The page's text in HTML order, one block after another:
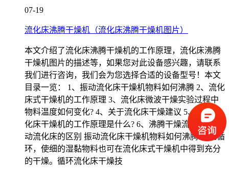
07-19
流化床沸腾干燥机（流化床沸腾干燥机图片）
本文介绍了流化床沸腾干燥机的工作原理，流化床沸腾
干燥机图片的描述等，如果您对此设备感兴趣，请联系
我们进行咨询，我们会为您选择合适的设备型号！本文
目录一览： 1、振动流化床干燥机物料如何沸腾 2、流化
床式干燥机的工作原理 3、流化床微波干燥实验过程中
物料温度如何变化? 4、关于流化床干燥建议 5、振动流
化床干燥机的工作原理是什么? 6、沸腾干燥流化床和振
动流化床的区别 振动流化床干燥机物料如何沸腾 如此循
环，使细的湿黏物料也可在流化床式干燥机中得到充分
的干燥。循环流化床干燥技